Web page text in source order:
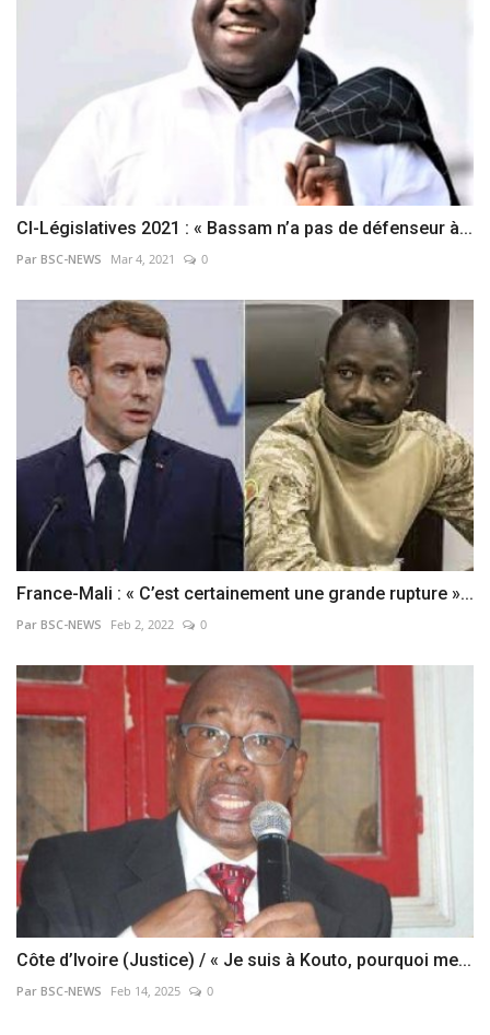
CI-Législatives 2021 : « Bassam n’a pas de défenseur à...
Par BSC-NEWS Mar 4, 2021 0
France-Mali : « C’est certainement une grande rupture »...
Par BSC-NEWS Feb 2, 2022 0
Côte d’Ivoire (Justice) / « Je suis à Kouto, pourquoi me...
Par BSC-NEWS Feb 14, 2025 0